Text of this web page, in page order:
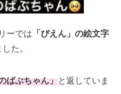
ーでは 「ぴえん」の絵文字
た。
ばぶちゃん」と返していま